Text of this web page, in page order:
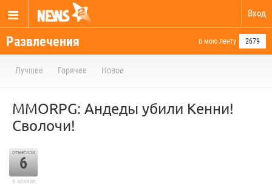
Вход
Развлечения в мою ленту 2679
Лучшее Горячее Новое
MMORPG: Андеды убили Кенни!
Сволочи!
отметили
6
в архиве